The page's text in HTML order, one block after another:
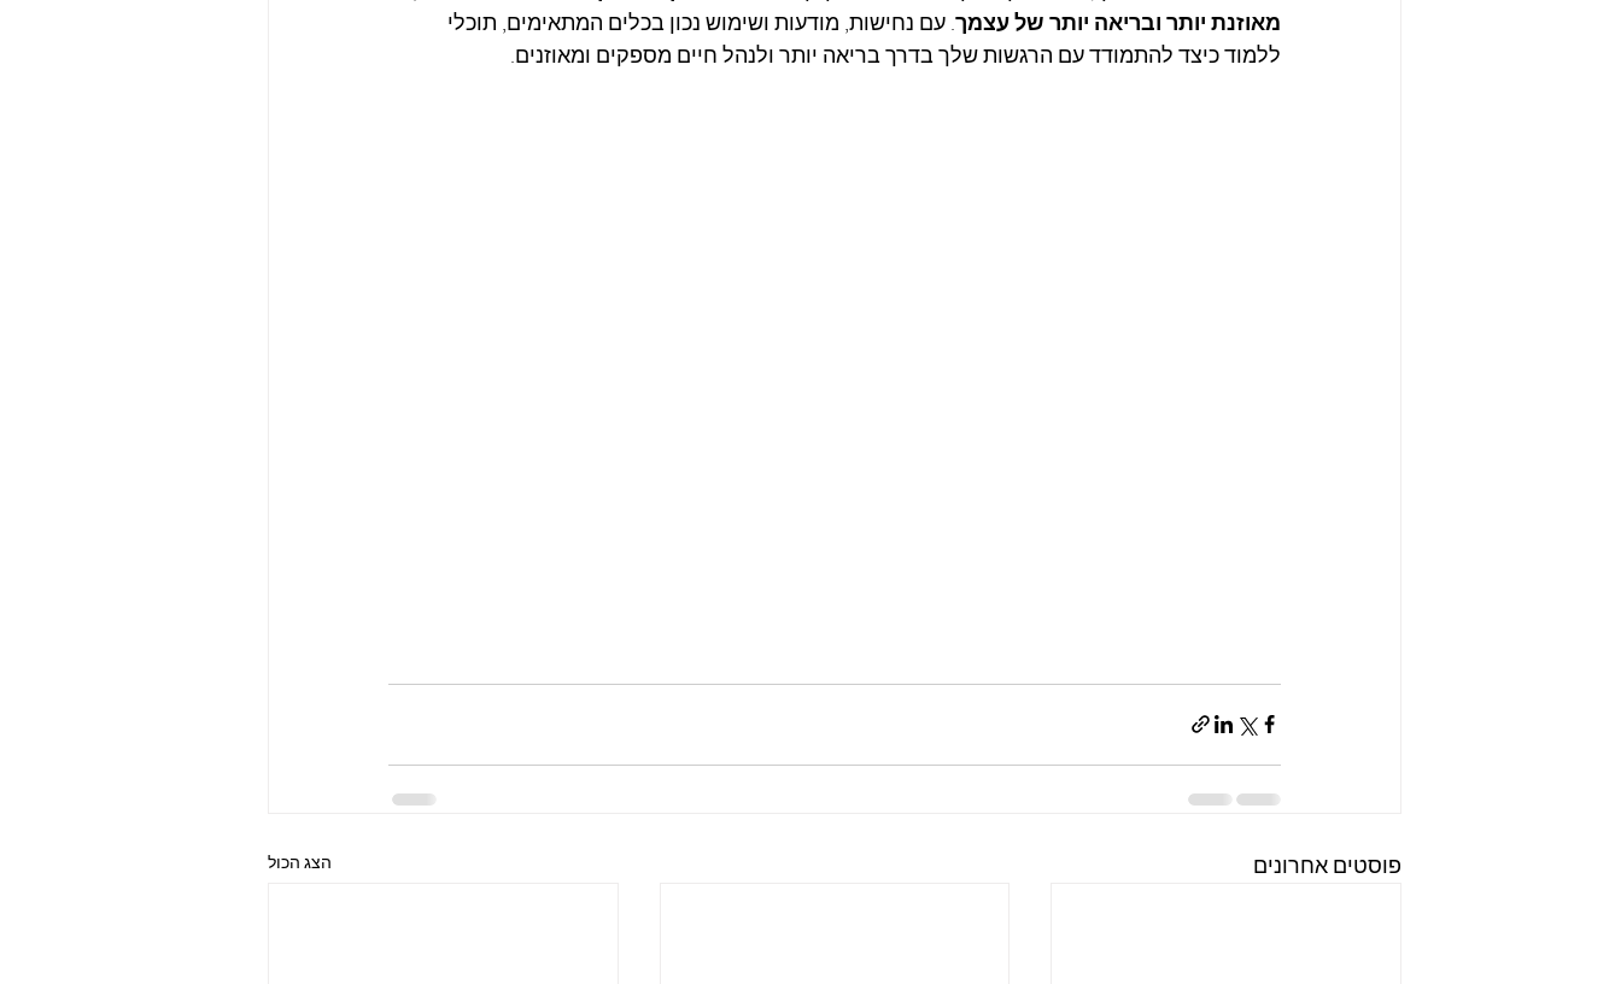
מאוזנת יותר ובריאה יותר של עצמך. עם נחישות, מודעות ושימוש נכון בכלים המתאימים, תוכלי
ללמוד כיצד להתמודד עם הרגשות שלך בדרך בריאה יותר ולנהל חיים מספקים ומאוזנים.
פוסטים אחרונים הצג הכול